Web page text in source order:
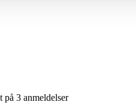
på 3 anmeldelser